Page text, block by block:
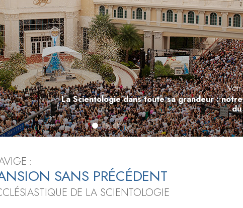
Voir
La Scientologie dans toute sa grandeur :
:
SANS PRÉCÉDENT
DE LA SCIENTOLOGIE